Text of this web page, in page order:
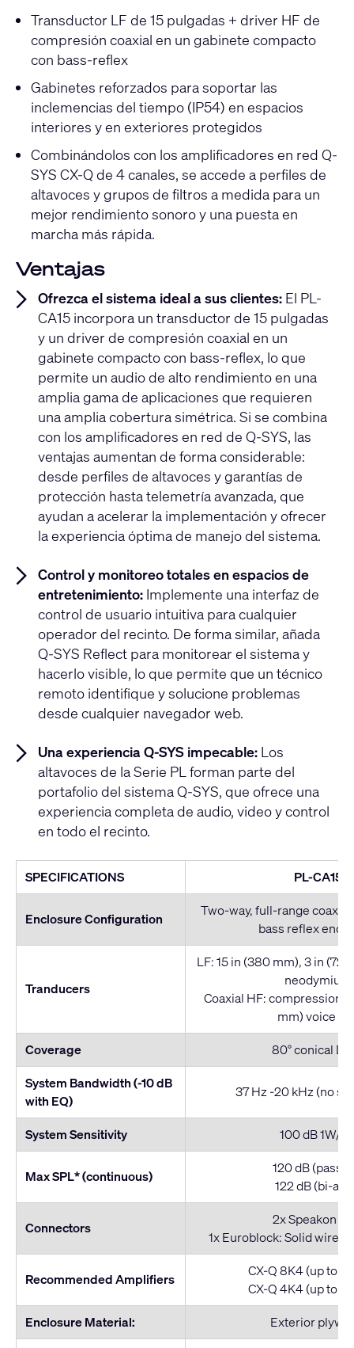
Transductor LF de 15 pulgadas + driver HF de
compresión coaxial en un gabinete compacto
con bass-reflex
Gabinetes reforzados para soportar las
inclemencias del tiempo (IP54) en espacios
interiores y en exteriores protegidos
Combinándolos con los amplificadores en red Q-
SYS CX-Q de 4 canales, se accede a perfiles de
altavoces y grupos de filtros a medida para un
mejor rendimiento sonoro y una puesta en
marcha más rápida.
Ventajas
Ofrezca el sistema ideal a sus clientes: El PL-
CA15 incorpora un transductor de 15 pulgadas
y un driver de compresión coaxial en un
gabinete compacto con bass-reflex, lo que
permite un audio de alto rendimiento en una
amplia gama de aplicaciones que requieren
una amplia cobertura simétrica. Si se combina
con los amplificadores en red de Q-SYS, las
ventajas aumentan de forma considerable:
desde perfiles de altavoces y garantías de
protección hasta telemetría avanzada, que
ayudan a acelerar la implementación y ofrecer
la experiencia óptima de manejo del sistema.
Control y monitoreo totales en espacios de
entretenimiento: Implemente una interfaz de
control de usuario intuitiva para cualquier
operador del recinto. De forma similar, añada
Q-SYS Reflect para monitorear el sistema y
hacerlo visible, lo que permite que un técnico
remoto identifique y solucione problemas
desde cualquier navegador web.
Una experiencia Q-SYS impecable: Los
altavoces de la Serie PL forman parte del
portafolio del sistema Q-SYS, que ofrece una
experiencia completa de audio, video y control
en todo el recinto.
SPECIFICATIONS PL-CA15
Enclosure Configuration
Two-way, full-range
bass reflex
Tranducers
LF: 15 in (380 mm), 3 in
neodymium
Coaxial HF: compression
mm) voice
Coverage
80° conical
System Bandwidth (-10 dB
with EQ)
37 Hz -20 kHz (no
System Sensitivity 100 dB 1W/
Max SPL* (continuous)
120 dB
122 dB (bi-
Connectors
2x Speakon
1x Euroblock: Solid wire 8
Recommended Amplifiers
CX-Q 8K4 (up to 2
CX-Q 4K4 (up to 1
Enclosure Material:
Exterior